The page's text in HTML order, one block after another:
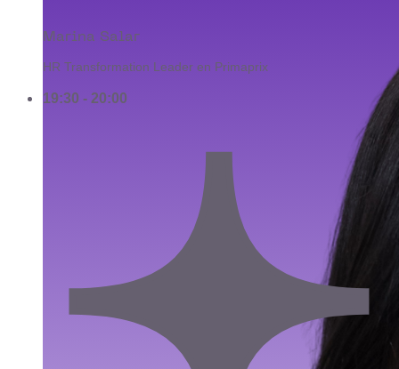
Marina Salar
HR Transformation Leader en Primaprix
19:30 - 20:00